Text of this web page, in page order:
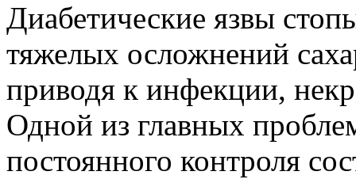
Диабетические язвы
тяжелых осложнений
приводя к инфекции,
Одной из главных
постоянного контроля